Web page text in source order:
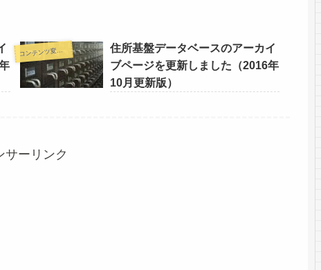
コ
ンテンツ変更情報
住所基盤データベースのアーカイ
ブページを更新しました（2016年
10月更新版）
サーリンク